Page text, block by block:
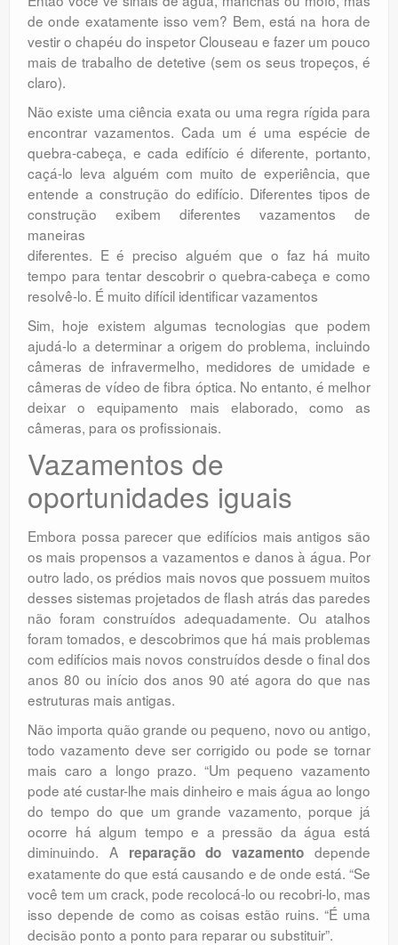
de onde exatamente isso vem? Bem, está na hora de
vestir o chapéu do inspetor Clouseau e fazer um pouco
mais de trabalho de detetive (sem os seus tropeços, é
claro).
Não existe uma ciência exata ou uma regra rígida para
encontrar vazamentos. Cada um é uma espécie de
quebra-cabeça, e cada edifício é diferente, portanto,
caçá-lo leva alguém com muito de experiência, que
entende a construção do edifício. Diferentes tipos de
construção exibem diferentes vazamentos de
maneiras
diferentes. E é preciso alguém que o faz há muito
tempo para tentar descobrir o quebra-cabeça e como
resolvê-lo. É muito difícil identificar vazamentos
Sim, hoje existem algumas tecnologias que podem
ajudá-lo a determinar a origem do problema, incluindo
câmeras de infravermelho, medidores de umidade e
câmeras de vídeo de fibra óptica. No entanto, é melhor
deixar o equipamento mais elaborado, como as
câmeras, para os profissionais.
Vazamentos de
oportunidades iguais
Embora possa parecer que edifícios mais antigos são
os mais propensos a vazamentos e danos à água. Por
outro lado, os prédios mais novos que possuem muitos
desses sistemas projetados de flash atrás das paredes
não foram construídos adequadamente. Ou atalhos
foram tomados, e descobrimos que há mais problemas
com edifícios mais novos construídos desde o final dos
anos 80 ou início dos anos 90 até agora do que nas
estruturas mais antigas.
Não importa quão grande ou pequeno, novo ou antigo,
todo vazamento deve ser corrigido ou pode se tornar
mais caro a longo prazo. “Um pequeno vazamento
pode até custar-lhe mais dinheiro e mais água ao longo
do tempo do que um grande vazamento, porque já
ocorre há algum tempo e a pressão da água está
diminuindo. A reparação do vazamento depende
exatamente do que está causando e de onde está. “Se
você tem um crack, pode recolocá-lo ou recobri-lo, mas
isso depende de como as coisas estão ruins. “É uma
decisão ponto a ponto para reparar ou substituir”.